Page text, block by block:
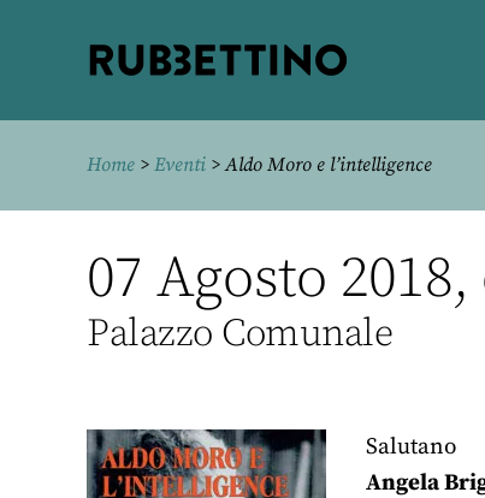
Home > Eventi > Aldo Moro e l’intelligence
07 Agosto
Palazzo Comunale
Salutano
Angela